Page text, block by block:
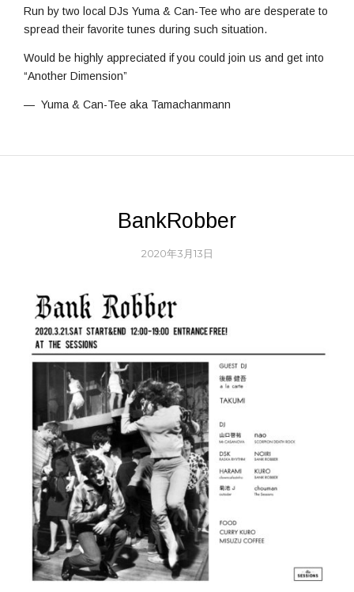
Run by two local DJs Yuma & Can-Tee who are desperate to
spread their favorite tunes during such situation.
Would be highly appreciated if you could join us and get into
“Another Dimension”
— Yuma & Can-Tee aka Tamachanmann
BankRobber
2020年3月13日